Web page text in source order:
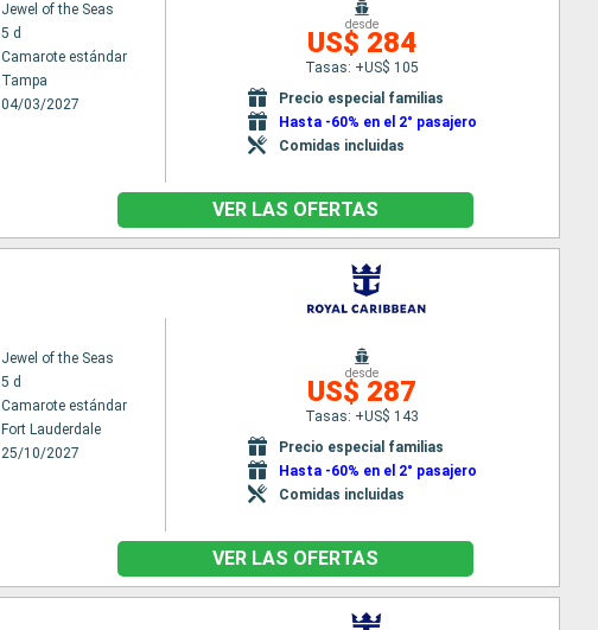
Jewel of the Seas
5 d
Camarote estándar
Tampa
04/03/2027
desde
US$ 284
Tasas: +US$ 105
Precio especial familias
Hasta -60% en el 2° pasajero
Comidas incluidas
VER LAS OFERTAS
Jewel of the Seas
5 d
Camarote estándar
Fort Lauderdale
25/10/2027
desde
US$ 287
Tasas: +US$ 143
Precio especial familias
Hasta -60% en el 2° pasajero
Comidas incluidas
VER LAS OFERTAS